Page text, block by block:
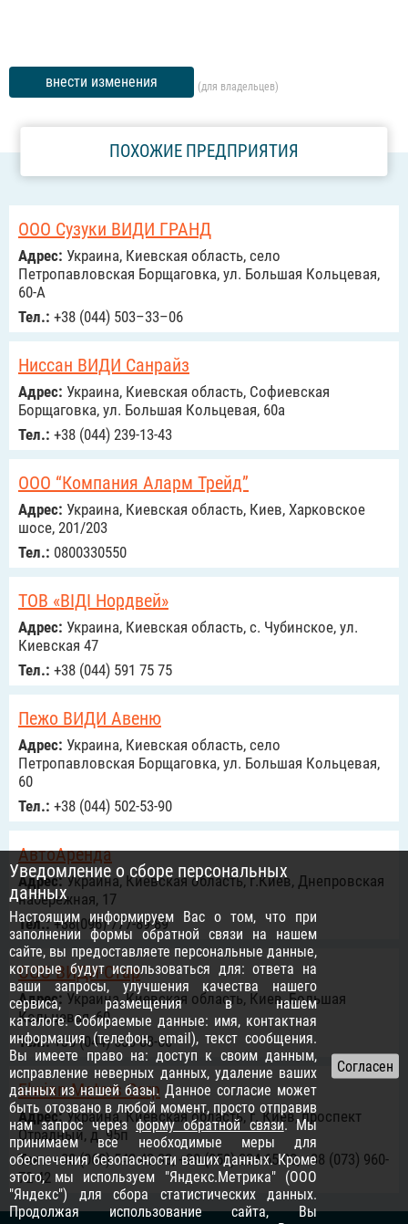
внести изменения (для владельцев)
ПОХОЖИЕ ПРЕДПРИЯТИЯ
ООО Сузуки ВИДИ ГРАНД
Адрес: Украина, Киевская область, село
Петропавловская Борщаговка, ул. Большая Кольцевая,
60-А
Тел.: +38 (044) 503–33–06
Ниссан ВИДИ Санрайз
Адрес: Украина, Киевская область, Софиевская
Борщаговка, ул. Большая Кольцевая, 60а
Тел.: +38 (044) 239-13-43
ООО “Компания Аларм Трейд”
Адрес: Украина, Киевская область, Киев, Харковское
шосе, 201/203
Тел.: 0800330550
ТОВ «ВІДІ Нордвей»
Адрес: Украина, Киевская область, с. Чубинское, ул.
Киевская 47
Тел.: +38 (044) 591 75 75
Пежо ВИДИ Авеню
Адрес: Украина, Киевская область, село
Петропавловская Борщаговка, ул. Большая Кольцевая,
60
Тел.: +38 (044) 502-53-90
АвтоАренда
Адрес:Украина, Киевская область, г.Киев, Днепровская
набережная, 17
Тел.:+38(096) 777-89-89
ООО ВИДИ-Стар
Адрес: Украина, Киевская область, Киев, Большая
Кольцевая, 60
Тел.:+38 (044) 503-03-60
Elwinn Motors Corp
Адрес:Украина, Киевская область, г. Киев, проспект
Отрадный, д. 95п
Тел.:+38 (068) 542-42-33, +38 (050) 224-65-08, +38 (073) 960-
72-42
Уведомление о сборе персональных
данных
Настоящим информируем Вас о том, что при
заполнении формы обратной связи на нашем
сайте, вы предоставляете персональные данные,
которые будут использоваться для: ответа на
ваши запросы, улучшения качества нашего
сервиса, размещения в нашем
каталоге. Собираемые данные: имя, контактная
информация (телефон, email), текст сообщения.
Вы имеете право на: доступ к своим данным,
исправление неверных данных, удаление ваших
данных из нашей базы. Данное согласие может
быть отозвано в любой момент, просто отправив
нам запрос черезформу обратной связи. Мы
принимаем все необходимые меры для
обеспечения безопасности ваших данных. Кроме
этого, мы используем "Яндекс.Метрика" (ООО
"Яндекс") для сбора статистических данных.
Продолжая использование сайта, Вы